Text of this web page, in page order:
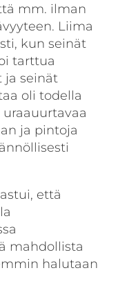
mm. ilman
Liima
kun seinät
tarttua
ja seinät
oli todella
ja pintoja
että
mahdollista
halutaan